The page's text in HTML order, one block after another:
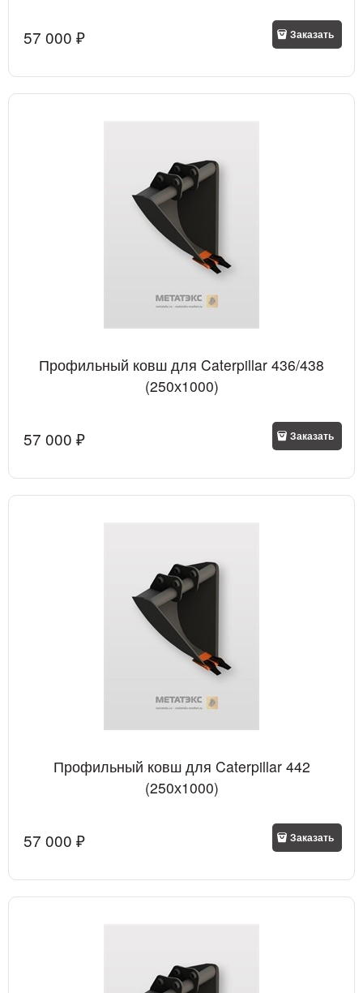
57 000 ₽ Заказать
Профильный ковш для Caterpillar 436/438
(250х1000)
57 000 ₽ Заказать
Профильный ковш для Caterpillar 442
(250х1000)
57 000 ₽ Заказать